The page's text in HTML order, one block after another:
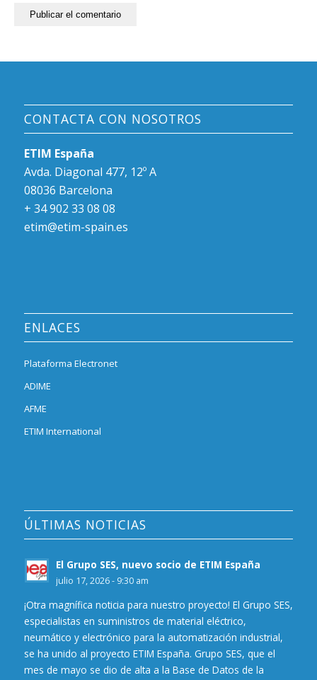
CONTACTA CON NOSOTROS
ETIM España
Avda. Diagonal 477, 12º A
08036 Barcelona
+ 34 902 33 08 08
etim@etim-spain.es
ENLACES
Plataforma Electronet
ADIME
AFME
ETIM International
ÚLTIMAS NOTICIAS
El Grupo SES, nuevo socio de ETIM España
julio 17, 2026 - 9:30 am
¡Otra magnífica noticia para nuestro proyecto! El Grupo SES,
especialistas en suministros de material eléctrico,
neumático y electrónico para la automatización industrial,
se ha unido al proyecto ETIM España. Grupo SES, que el
mes de mayo se dio de alta a la Base de Datos de la